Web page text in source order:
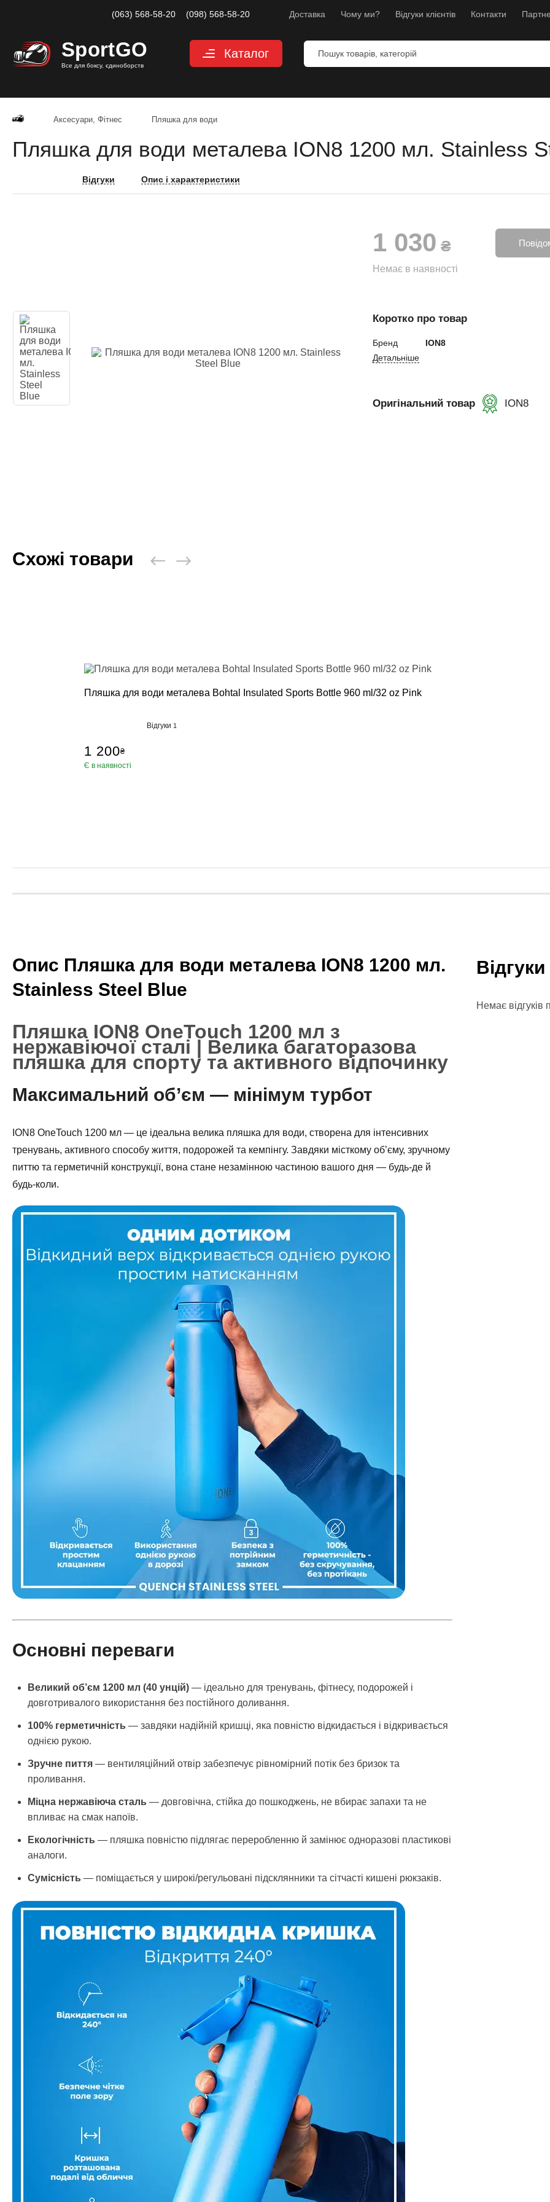
(063) 568-58-20 (098) 568-58-20 Доставка Чому ми? Відгуки клієнтів Контакти
SportGO
Все для боксу, єдиноборств
Каталог
Боксерські бинти
Мішки, груші, манекени
Вільна боротьба
Аксесуари, Фітнес Пляшка для води
Пляшка для води металева ION8 1200 мл. Stainless
Відгуки Опис і характеристики
1 030 ₴
Немає в наявності
Коротко про товар
Бренд
ION8
Детальніше
Оригінальний товар ION8
Схожі товари
Пляшка для води металева Bohtal Insulated Sports Bottle 960 ml/32 oz Pink
Відгуки 1
1 200₴
Є в наявності
Опис Пляшка для води металева ION8 1200 мл.
Stainless Steel Blue
Пляшка ION8 OneTouch 1200 мл з
нержавіючої сталі | Велика багаторазова
пляшка для спорту та активного відпочинку
Максимальний об’єм — мінімум турбот
ION8 OneTouch 1200 мл — це ідеальна велика пляшка для води, створена для інтенсивних
тренувань, активного способу життя, подорожей та кемпінгу. Завдяки місткому об’єму, зручному
питтю та герметичній конструкції, вона стане незамінною частиною вашого дня — будь-де й
будь-коли.
Основні переваги
Великий об’єм 1200 мл (40 унцій) — ідеально для тренувань, фітнесу, подорожей і
довготривалого використання без постійного доливання.
100% герметичність — завдяки надійній кришці, яка повністю відкидається і відкривається
однією рукою.
Зручне пиття — вентиляційний отвір забезпечує рівномірний потік без бризок та
проливання.
Міцна нержавіюча сталь — довговічна, стійка до пошкоджень, не вбирає запахи та не
впливає на смак напоїв.
Екологічність — пляшка повністю підлягає переробленню й замінює одноразові пластикові
аналоги.
Сумісність — поміщається у широкі/регульовані підсклянники та сітчасті кишені рюкзаків.
Відгуки
Немає відгуків